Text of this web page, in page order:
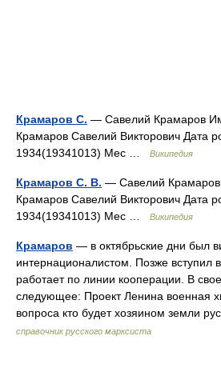
Крамаров С. — Савелий Крамаров
Крамаров Савелий Викторович Дата
1934(19341013) Мес …
Википедия
Крамаров С. В. — Савелий
Крамаров Савелий Викторович Дата
1934(19341013) Мес …
Википедия
Крамаров — в октябрьские дни был
интернационалистом. Позже вступил
работает по линии кооперации. В
следующее: Проект Ленина военная
вопроса кто будет хозяином земли
справочник русского марксиста